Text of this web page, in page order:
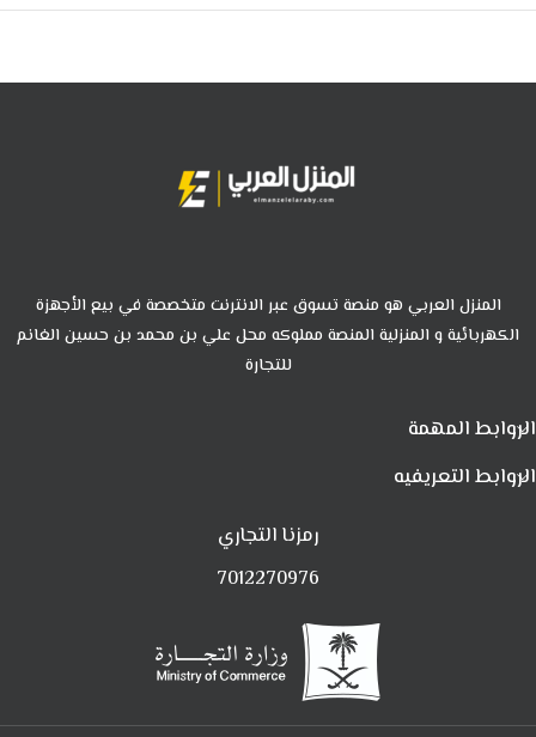
المنزل العربي هو منصة تسوق عبر الانترنت متخصصة في بيع الأجهزة
الكهربائية و المنزلية المنصة مملوكه محل علي بن محمد بن حسين الغانم
للتجارة
الروابط المهمة
الروابط التعريفيه
رمزنا التجاري
7012270976